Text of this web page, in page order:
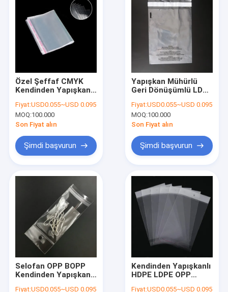
Hakkımızda
Fabrika turu
Kalite kontrol
Özel Şeffaf CMYK
Kendinden Yapışkanlı
OPP BOPP
Fiyat:USD0.055~USD 0.095
MOQ:100.000
Son Fiyat alın
Şimdi başvurun
Yapışkan Mühürlü
Geri Dönüşümlü LDPE
Plastik Torba CMYK
Baskı
Fiyat:USD0.055~USD 0.095
MOQ:100.000
Son Fiyat alın
Şimdi başvurun
Selofan OPP BOPP
Kendinden Yapışkanlı
Fiyat:USD0.055~USD 0.095
Kendinden Yapışkanlı
HDPE LDPE OPP
Fiyat:USD0.055~USD 0.095